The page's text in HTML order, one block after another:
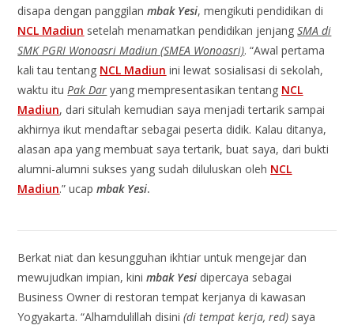
disapa dengan panggilanmbak Yesi, mengikuti pendidikan di
NCL Madiun setelah menamatkan pendidikan jenjangSMA di
SMK PGRI Wonoasri Madiun (SMEA Wonoasri). “Awal pertama
kali tau tentang NCL Madiun ini lewat sosialisasi di sekolah,
waktu ituPak Dar yang mempresentasikan tentang NCL
Madiun, dari situlah kemudian saya menjadi tertarik sampai
akhirnya ikut mendaftar sebagai peserta didik. Kalau ditanya,
alasan apa yang membuat saya tertarik, buat saya, dari bukti
alumni-alumni sukses yang sudah diluluskan oleh NCL
Madiun.” ucapmbak Yesi.
Berkat niat dan kesungguhan ikhtiar untuk mengejar dan
mewujudkan impian, kinimbak Yesi dipercaya sebagai
Business Owner di restoran tempat kerjanya di kawasan
Yogyakarta. “Alhamdulillah disini(di tempat kerja, red) saya